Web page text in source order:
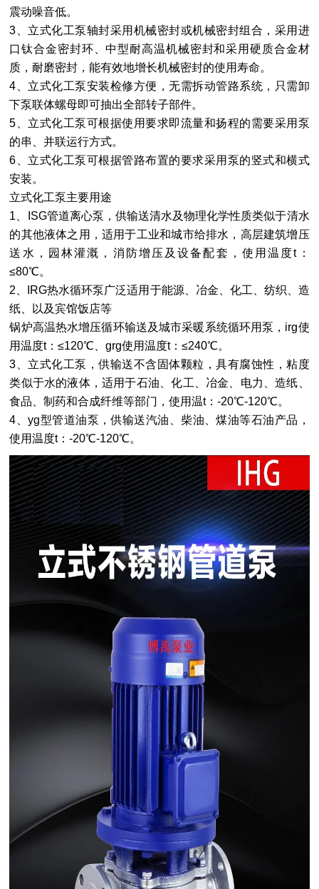
震动噪音低。
3、 立式化工泵轴封采用机械密封或机械密封组合，采用进
口钛合金密封环、中型耐高温机械密封和采用硬质合金材
质，耐磨密封，能有效地增长机械密封的使用寿命。
4、 立式化工泵安装检修方便，无需拆动管路系统，只需卸
下泵联体螺母即可抽出全部转子部件。
5、 立式化工泵可根据使用要求即流量和扬程的需要采用泵
的串、并联运行方式。
6、 立式化工泵可根据管路布置的要求采用泵的竖式和横式
安装。
立式化工泵主要用途
1、
ISG管道离心泵 ，供输送清水及物理化学性质类似于清水
的其他液体之用，适用于工业和城市给排水，高层建筑增压
送水，园林灌溉，消防增压及设备配套，使用温度t：
≤80℃。
2、IRG热水循环泵广泛适用于能源、冶金、化工、纺织、造
纸、以及宾馆饭店等
锅炉高温热水增压循环输送及城市采暖系统循环用泵，irg使
用温度t：≤120℃、grg使用温度t：≤240℃。
3、 立式化工泵 ，供输送不含固体颗粒，具有腐蚀性，粘度
类似于水的液体，适用于石油、化工、冶金、电力、造纸、
食品、制药和合成纤维等部门，使用温t：-20℃-120℃。
4、yg型管道油泵 ，供输送汽油、柴油、煤油等石油产品，
使用温度t：-20℃-120℃。